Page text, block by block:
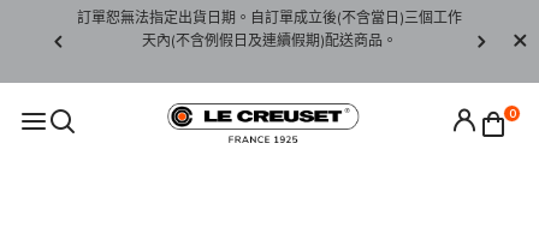
下水)，若
訂單恕無法指定出貨日期。自訂單成立後(不含當日)三個工作
天內(不含例假日及連續假期)配送商品。
請至
0